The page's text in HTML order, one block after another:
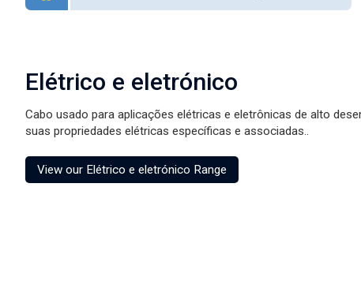
Elétrico e eletrónico
Cabo usado para aplicações elétricas e eletrônicas de alto
suas propriedades elétricas específicas e associadas..
View our Elétrico e eletrónico Range